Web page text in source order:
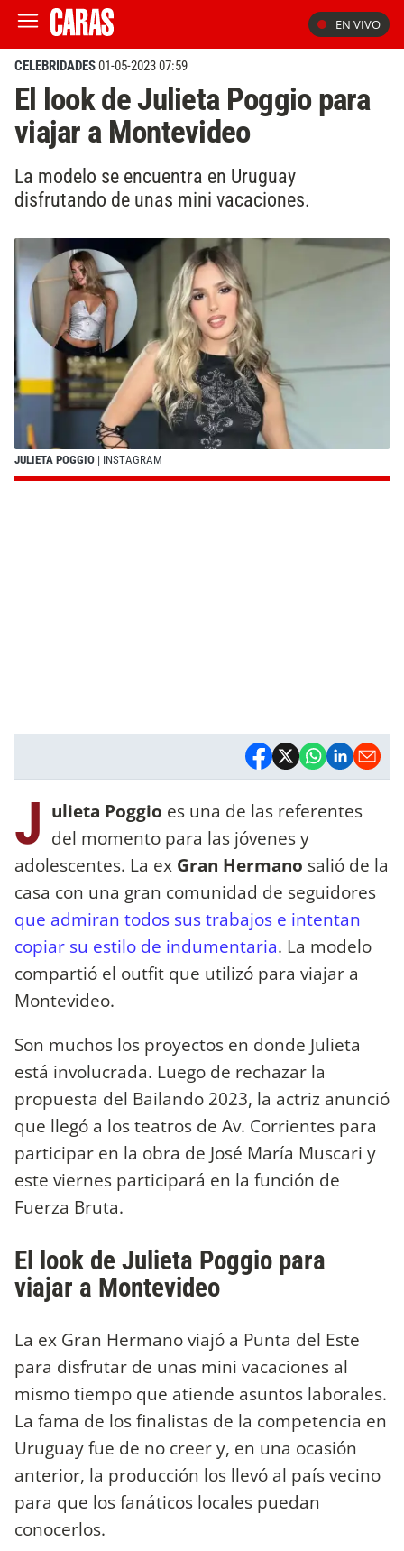
EN VIVO
CELEBRIDADES01-05-2023 07:59
El look de Julieta Poggio para
viajar a Montevideo
La modelo se encuentra en Uruguay
disfrutando de unas mini vacaciones.
JULIETA POGGIO | INSTAGRAM
J ulieta Poggio es una de las referentes
del momento para las jóvenes y
adolescentes. La ex Gran Hermano salió de la
casa con una gran comunidad de seguidores
que admiran todos sus trabajos e intentan
copiar su estilo de indumentaria. La modelo
compartió el outfit que utilizó para viajar a
Montevideo.
Son muchos los proyectos en donde Julieta
está involucrada. Luego de rechazar la
propuesta del Bailando 2023, la actriz anunció
que llegó a los teatros de Av. Corrientes para
participar en la obra de José María Muscari y
este viernes participará en la función de
Fuerza Bruta.
El look de Julieta Poggio para
viajar a Montevideo
La ex Gran Hermano viajó a Punta del Este
para disfrutar de unas mini vacaciones al
mismo tiempo que atiende asuntos laborales.
La fama de los finalistas de la competencia en
Uruguay fue de no creer y, en una ocasión
anterior, la producción los llevó al país vecino
para que los fanáticos locales puedan
conocerlos.